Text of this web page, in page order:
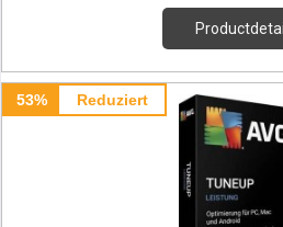
53% Reduziert